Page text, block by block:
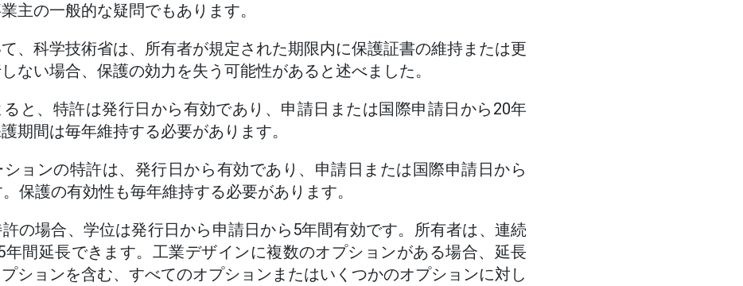
主の一般的な疑問でもあります。
、科学技術省は、所有者が規定された期限内に保護証書の維持または更
ない場合、保護の効力を失う可能性があると述べました。
と、特許は発行日から有効であり、申請日または国際申請日から20年
期間は毎年維持する必要があります。
ョンの特許は、発行日から有効であり、申請日または国際申請日から
保護の有効性も毎年維持する必要があります。
の場合、学位は発行日から申請日から5年間有効です。所有者は、連続
年間延長できます。工業デザインに複数のオプションがある場合、延長
ションを含む、すべてのオプションまたはいくつかのオプションに対し